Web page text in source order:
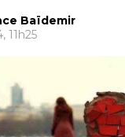
Baïdemir
11h25